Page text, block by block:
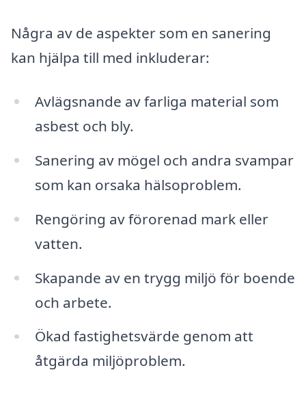
Några av de aspekter som en sanering
kan hjälpa till med inkluderar:
Avlägsnande av farliga material som
asbest och bly.
Sanering av mögel och andra svampar
som kan orsaka hälsoproblem.
Rengöring av förorenad mark eller
vatten.
Skapande av en trygg miljö för boende
och arbete.
Ökad fastighetsvärde genom att
åtgärda miljöproblem.